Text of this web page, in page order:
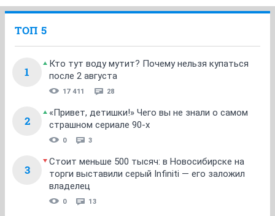
ТОП 5
1
Кто тут воду мутит? Почему нельзя купаться
после 2 августа
17 411 28
2
«Привет, детишки!» Чего вы не знали о самом
страшном сериале 90-х
0 3
3
Стоит меньше 500 тысяч: в Новосибирске на
торги выставили серый Infiniti — его заложил
владелец
0 13